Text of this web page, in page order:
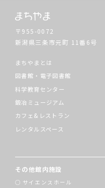
〒955-0072
新潟県三条市元町 11番6号
まちやまとは
図書館・電子図書館
科学教育センター
鍛冶ミュージアム
カフェ&レストラン
レンタルスペース
その他館内施設
サイエンスホール